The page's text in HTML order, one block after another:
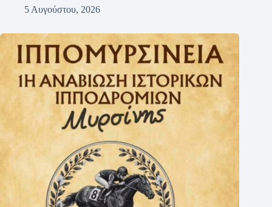
5 Αυγούστου, 2026